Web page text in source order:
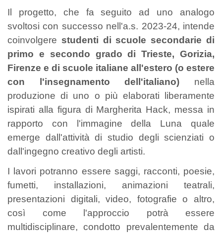
Il progetto, che fa seguito ad uno analogo
svoltosi con successo nell'a.s. 2023-24, intende
coinvolgere studenti di scuole secondarie di
primo e secondo grado di Trieste, Gorizia,
Firenze e di scuole italiane all'estero (o estere
con l'insegnamento dell'italiano) nella
produzione di uno o più elaborati liberamente
ispirati alla figura di Margherita Hack, messa in
rapporto con l'immagine della Luna quale
emerge dall'attività di studio degli scienziati o
dall'ingegno creativo degli artisti.
I lavori potranno essere saggi, racconti, poesie,
fumetti, installazioni, animazioni teatrali,
presentazioni digitali, video, fotografie o altro,
così come l'approccio potrà essere
multidisciplinare, condotto prevalentemente da